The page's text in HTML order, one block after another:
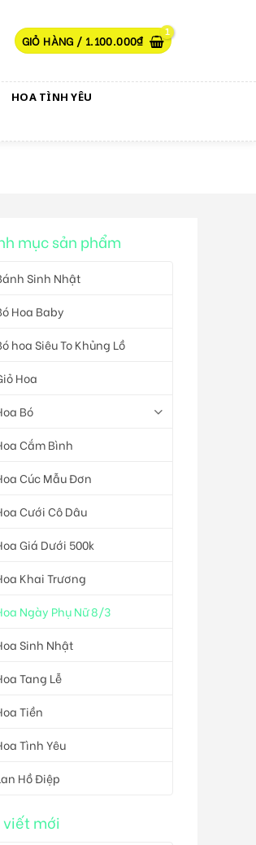
GIỎ HÀNG / 1.100.000₫
HOA TÌNH YÊU
mục sản phẩm
Sinh Nhật
Hoa Baby
hoa Siêu To Khủng Lồ
Hoa
Bó
Cắm Bình
Cúc Mẫu Đơn
Cưới Cô Dâu
Giá Dưới 500k
Khai Trương
Ngày Phụ Nữ 8/3
Sinh Nhật
Tang Lễ
Tiền
Tình Yêu
Hồ Điệp
viết mới